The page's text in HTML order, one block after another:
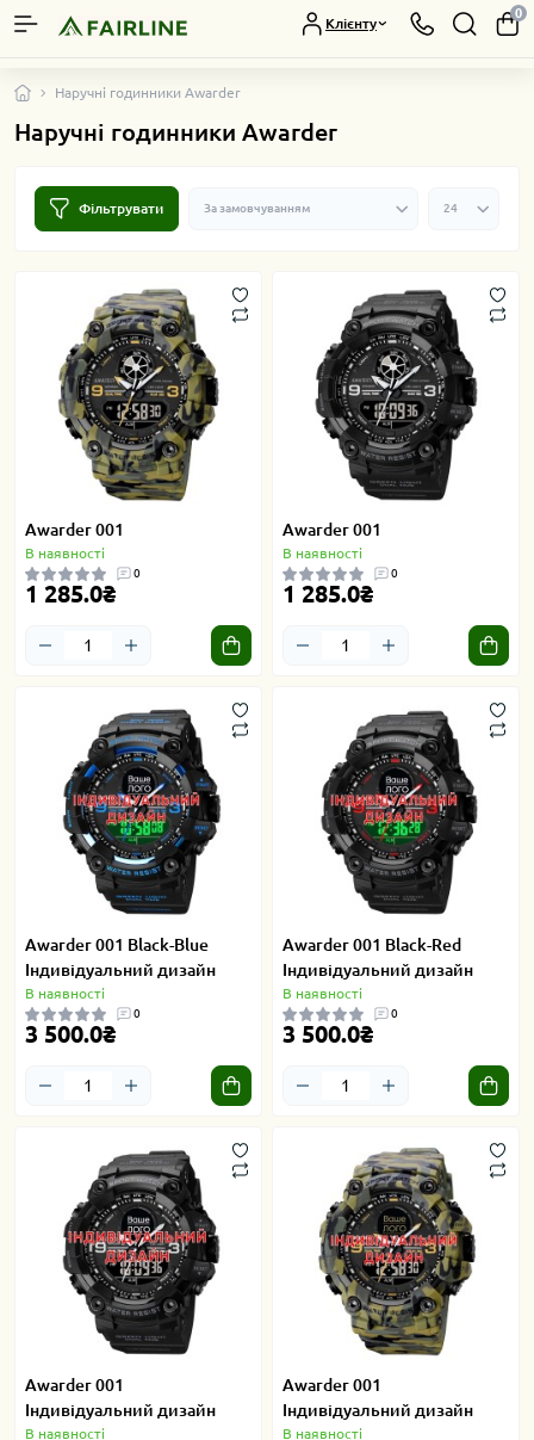
Клієнту
0
Наручні годинники Awarder
Наручні годинники Awarder
Фільтрувати
Awarder 001
В наявності
0
1 285.0₴
Awarder 001
В наявності
0
1 285.0₴
Awarder 001 Black-Blue
Індивідуальний дизайн
В наявності
0
3 500.0₴
Awarder 001 Black-Red
Індивідуальний дизайн
В наявності
0
3 500.0₴
Awarder 001
Індивідуальний дизайн
В наявності
Awarder 001
Індивідуальний дизайн
В наявності